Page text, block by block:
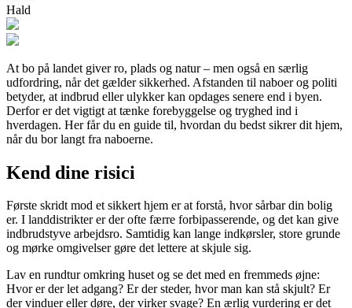
Hald
At bo på landet giver ro, plads og natur – men også en særlig
udfordring, når det gælder sikkerhed. Afstanden til naboer og politi
betyder, at indbrud eller ulykker kan opdages senere end i byen.
Derfor er det vigtigt at tænke forebyggelse og tryghed ind i
hverdagen. Her får du en guide til, hvordan du bedst sikrer dit hjem,
når du bor langt fra naboerne.
Kend dine risici
Første skridt mod et sikkert hjem er at forstå, hvor sårbar din bolig
er. I landdistrikter er der ofte færre forbipasserende, og det kan give
indbrudstyve arbejdsro. Samtidig kan lange indkørsler, store grunde
og mørke omgivelser gøre det lettere at skjule sig.
Lav en rundtur omkring huset og se det med en fremmeds øjne:
Hvor er der let adgang? Er der steder, hvor man kan stå skjult? Er
der vinduer eller døre, der virker svage? En ærlig vurdering er det